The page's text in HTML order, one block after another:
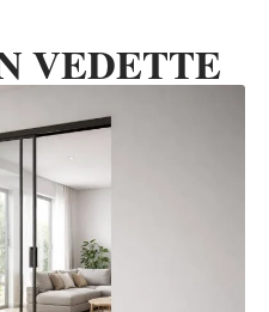
VEDETTE